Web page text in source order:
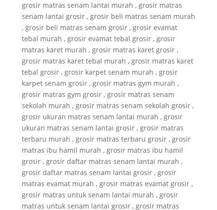
grosir matras senam lantai murah , grosir matras
senam lantai grosir , grosir beli matras senam murah
, grosir beli matras senam grosir , grosir evamat
tebal murah , grosir evamat tebal grosir , grosir
matras karet murah , grosir matras karet grosir ,
grosir matras karet tebal murah , grosir matras karet
tebal grosir , grosir karpet senam murah , grosir
karpet senam grosir , grosir matras gym murah ,
grosir matras gym grosir , grosir matras senam
sekolah murah , grosir matras senam sekolah grosir ,
grosir ukuran matras senam lantai murah , grosir
ukuran matras senam lantai grosir , grosir matras
terbaru murah , grosir matras terbaru grosir , grosir
matras ibu hamil murah , grosir matras ibu hamil
grosir , grosir daftar matras senam lantai murah ,
grosir daftar matras senam lantai grosir , grosir
matras evamat murah , grosir matras evamat grosir ,
grosir matras untuk senam lantai murah , grosir
matras untuk senam lantai grosir , grosir matras